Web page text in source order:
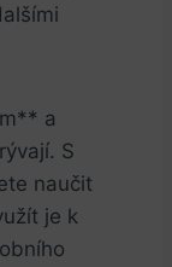
a
S
naučit
je k